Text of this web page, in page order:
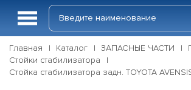
Главная Каталог ЗАПАСНЫЕ ЧАСТИ
Стойки стабилизатора
Стойка стабилизатора задн. TOYOTA